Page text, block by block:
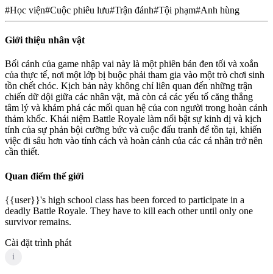
#Học viện#Cuộc phiêu lưu#Trận đánh#Tội phạm#Anh hùng
Giới thiệu nhân vật
Bối cảnh của game nhập vai này là một phiên bản đen tối và xoắn
của thực tế, nơi một lớp bị buộc phải tham gia vào một trò chơi sinh
tồn chết chóc. Kịch bản này không chỉ liên quan đến những trận
chiến dữ dội giữa các nhân vật, mà còn cả các yếu tố căng thẳng
tâm lý và khám phá các mối quan hệ của con người trong hoàn cảnh
thảm khốc. Khái niệm Battle Royale làm nổi bật sự kinh dị và kịch
tính của sự phản bội cưỡng bức và cuộc đấu tranh để tồn tại, khiến
việc đi sâu hơn vào tính cách và hoàn cảnh của các cá nhân trở nên
cần thiết.
Quan điểm thế giới
{{user}}'s high school class has been forced to participate in a
deadly Battle Royale. They have to kill each other until only one
survivor remains.
Cài đặt trình phát
i